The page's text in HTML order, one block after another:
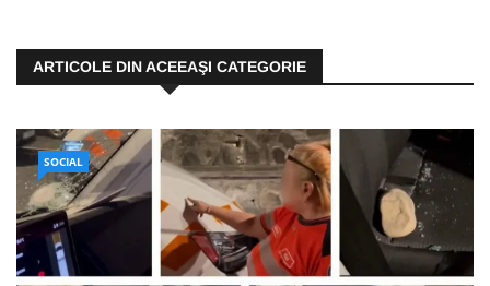
ARTICOLE DIN ACEEAŞI CATEGORIE
SOCIAL